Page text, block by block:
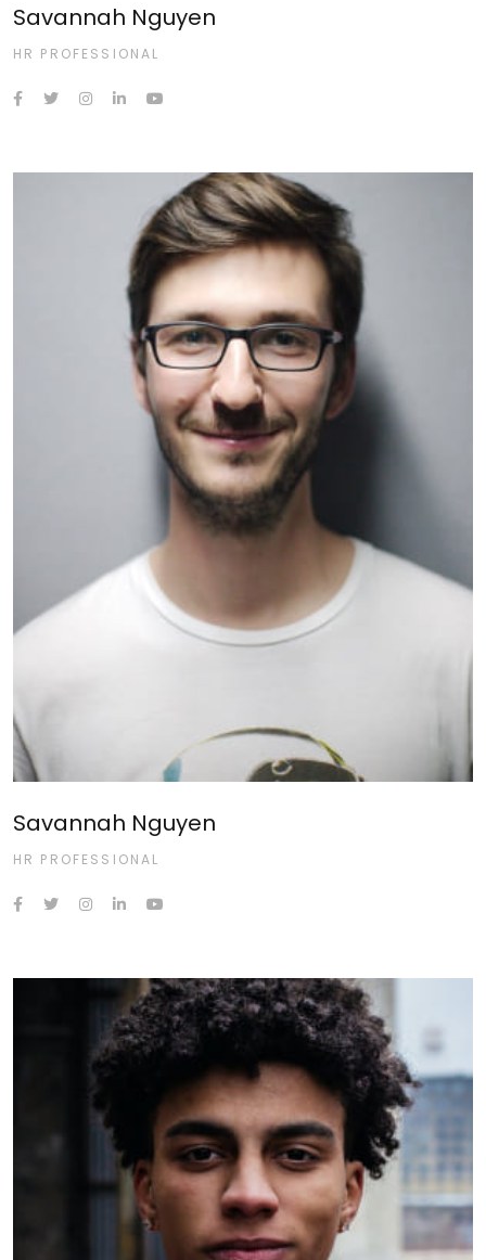
Savannah Nguyen
HR PROFESSIONAL
Savannah Nguyen
HR PROFESSIONAL